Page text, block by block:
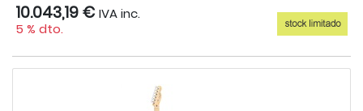
10.043,19 € IVA inc.
5 % dto.